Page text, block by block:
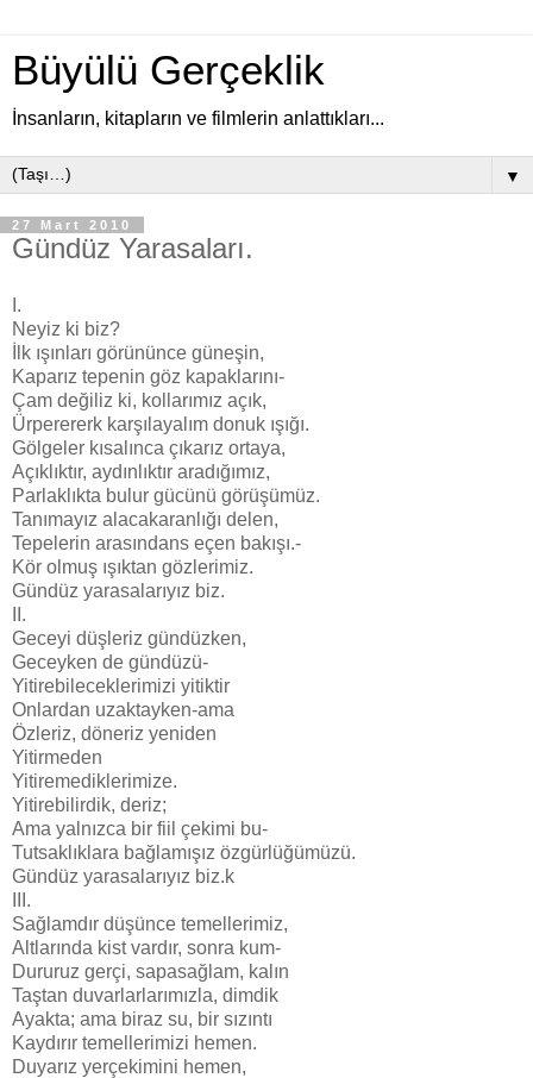
Büyülü Gerçeklik
İnsanların, kitapların ve filmlerin anlattıkları...
▼
27 Mart 2010
Gündüz Yarasaları.
I.
Neyiz ki biz?
İlk ışınları görününce güneşin,
Kaparız tepenin göz kapaklarını-
Çam değiliz ki, kollarımız açık,
Ürperererk karşılayalım donuk ışığı.
Gölgeler kısalınca çıkarız ortaya,
Açıklıktır, aydınlıktır aradığımız,
Parlaklıkta bulur gücünü görüşümüz.
Tanımayız alacakaranlığı delen,
Tepelerin arasındans eçen bakışı.-
Kör olmuş ışıktan gözlerimiz.
Gündüz yarasalarıyız biz.
II.
Geceyi düşleriz gündüzken,
Geceyken de gündüzü-
Yitirebileceklerimizi yitiktir
Onlardan uzaktayken-ama
Özleriz, döneriz yeniden
Yitirmeden
Yitiremediklerimize.
Yitirebilirdik, deriz;
Ama yalnızca bir fiil çekimi bu-
Tutsaklıklara bağlamışız özgürlüğümüzü.
Gündüz yarasalarıyız biz.k
III.
Sağlamdır düşünce temellerimiz,
Altlarında kist vardır, sonra kum-
Dururuz gerçi, sapasağlam, kalın
Taştan duvarlarlarımızla, dimdik
Ayakta; ama biraz su, bir sızıntı
Kaydırır temellerimizi hemen.
Duyarız yerçekimini hemen,